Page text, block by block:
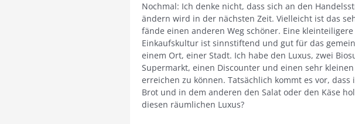
Nochmal: Ich denke nicht, dass sich an den
ändern wird in der nächsten Zeit. Vielleicht ist das
fände einen anderen Weg schöner. Eine
Einkaufskultur ist sinnstiftend und gut für das
einem Ort, einer Stadt. Ich habe den Luxus, zwei
Supermarkt, einen Discounter und einen sehr
erreichen zu können. Tatsächlich kommt es vor,
Brot und in dem anderen den Salat oder den Käse
diesen räumlichen Luxus?